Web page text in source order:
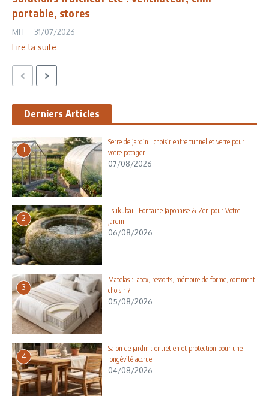
portable, stores
MH 31/07/2026
Lire la suite
Derniers Articles
1
Serre de jardin : choisir entre tunnel et verre pour
votre potager
07/08/2026
2
Tsukubai : Fontaine Japonaise & Zen pour Votre
Jardin
06/08/2026
3
Matelas : latex, ressorts, mémoire de forme, comment
choisir ?
05/08/2026
4
Salon de jardin : entretien et protection pour une
longévité accrue
04/08/2026